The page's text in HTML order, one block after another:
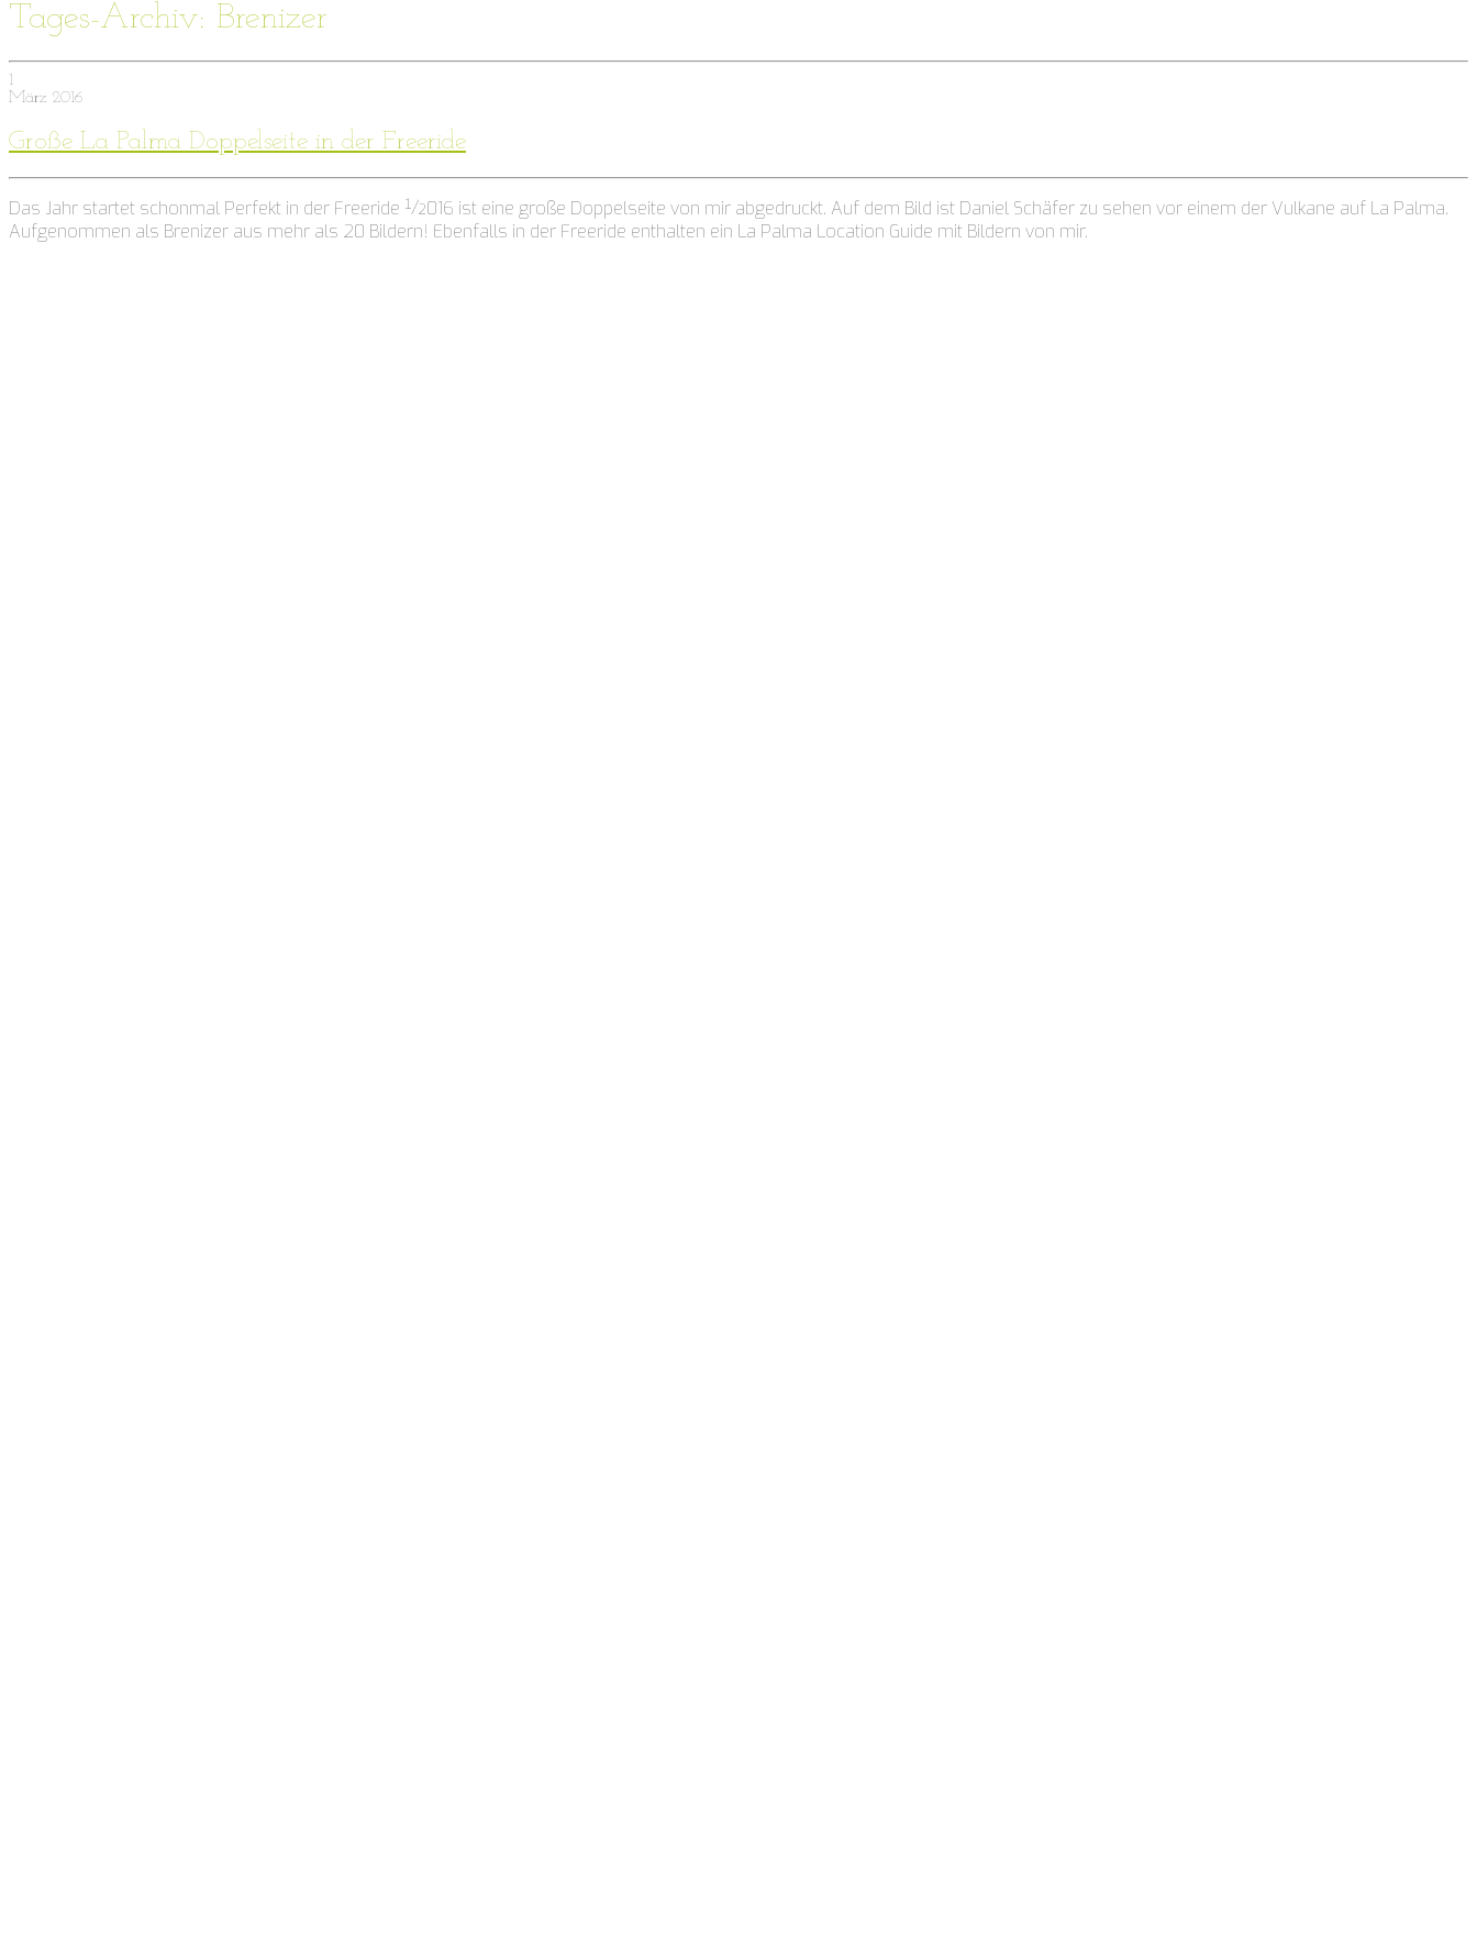
Tages-Archiv: Brenizer
1
März 2016
Große La Palma Doppelseite in der Freeride
Das Jahr startet schonmal Perfekt in der Freeride ½016 ist eine große Doppelseite von mir abgedruckt. Auf dem Bild ist Daniel Schäfer zu sehen vor einem der Vulkane auf La Palma.
Aufgenommen als Brenizer aus mehr als 20 Bildern! Ebenfalls in der Freeride enthalten ein La Palma Location Guide mit Bildern von mir.